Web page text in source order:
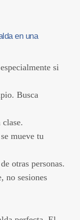
en una
si
Busca
clase.
mueve tu
otras personas.
no sesiones